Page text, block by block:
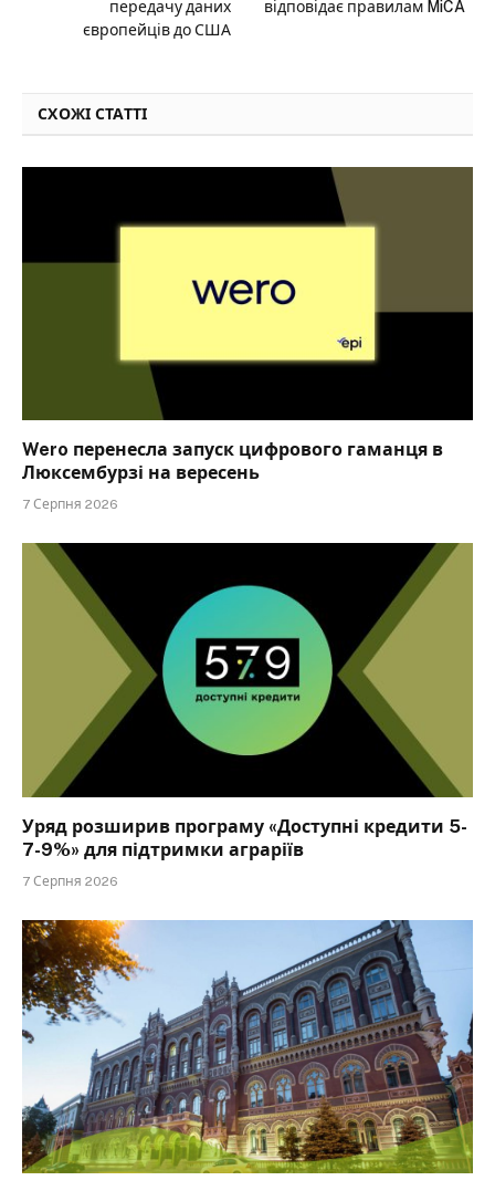
передачу даних
європейців до США
відповідає правилам MiCA
СХОЖІ СТАТТІ
Wero перенесла запуск цифрового гаманця в
Люксембурзі на вересень
7 Серпня 2026
Уряд розширив програму «Доступні кредити 5-
7-9%» для підтримки аграріїв
7 Серпня 2026